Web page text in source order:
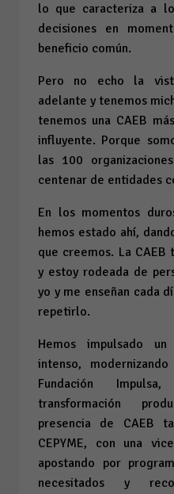
lo que caracteriza a
decisiones en
beneficio común.
Pero no echo la
adelante y tenemos
tenemos una CAEB
influyente. Porque
las 100
centenar de entidades
En los momentos
hemos estado ahí,
que creemos. La
y estoy rodeada de
yo y me enseñan cada
repetirlo.
Hemos impulsado
intenso,
Fundación
transformación
presencia de CAEB
CEPYME, con una
apostando por
necesitados y